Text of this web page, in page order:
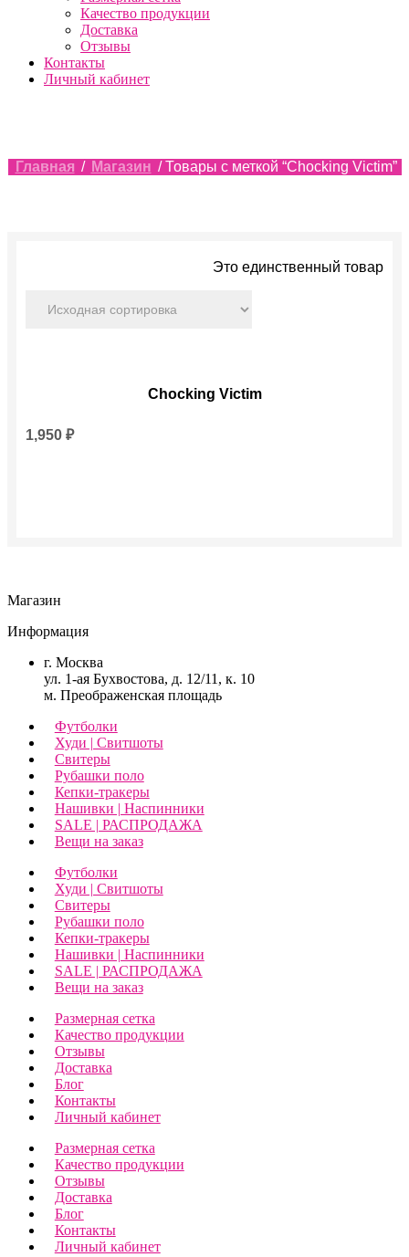
Качество продукции
Доставка
Отзывы
Контакты
Личный кабинет
Главная / Магазин / Товары с меткой “Chocking Victim”
Это единственный товар
Chocking Victim
1,950 ₽
Магазин
Информация
г. Москва
ул. 1-ая Бухвостова, д. 12/11, к. 10
м. Преображенская площадь
Футболки
Худи | Свитшоты
Свитеры
Рубашки поло
Кепки-тракеры
Нашивки | Наспинники
SALE | РАСПРОДАЖА
Вещи на заказ
Футболки
Худи | Свитшоты
Свитеры
Рубашки поло
Кепки-тракеры
Нашивки | Наспинники
SALE | РАСПРОДАЖА
Вещи на заказ
Размерная сетка
Качество продукции
Отзывы
Доставка
Блог
Контакты
Личный кабинет
Размерная сетка
Качество продукции
Отзывы
Доставка
Блог
Контакты
Личный кабинет